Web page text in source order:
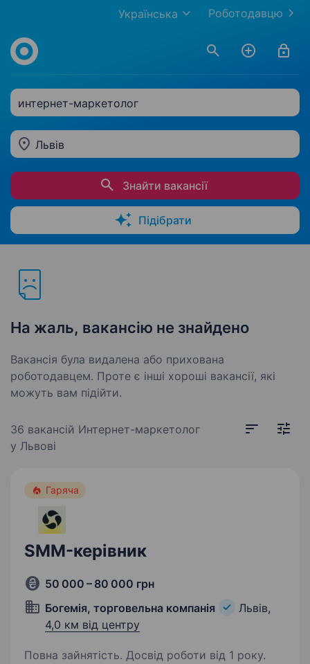
Роботодавцю
Українська
интернет-маркетолог
Львів
Знайти вакансії
Підібрати
На жаль, вакансію не знайдено
Вакансія була видалена або прихована
роботодавцем. Проте є інші хороші вакансії, які
можуть вам підійти.
36 вакансій Интернет-маркетолог
у Львові
Гаряча
SMM-керівник
50 000 – 80 000 грн
Богемія, торговельна компанія
Львів,
4,0 км від центру
Повна зайнятість. Досвід роботи від 1 року.